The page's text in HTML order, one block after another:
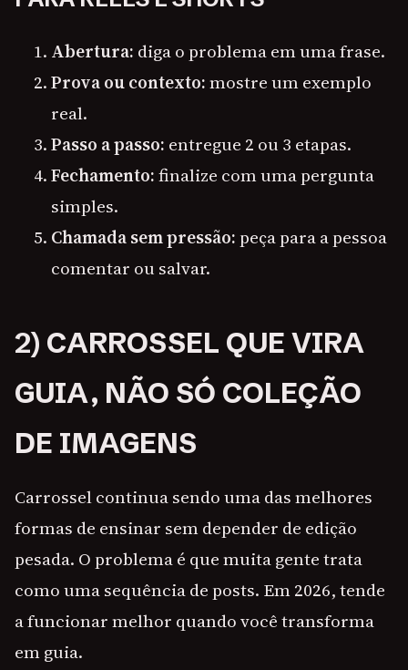
Abertura: diga o problema em uma frase.
Prova ou contexto:mostre um exemplo
real.
Passo a passo: entregue 2 ou 3 etapas.
Fechamento:finalize com uma pergunta
simples.
Chamada sem pressão:peça para a pessoa
comentar ou salvar.
2) CARROSSEL QUE VIRA
GUIA, NÃO SÓ COLEÇÃO
DE IMAGENS
Carrossel continua sendo uma das melhores
formas de ensinar sem depender de edição
pesada. O problema é que muita gente trata
como uma sequência de posts. Em 2026, tende
a funcionar melhor quando você transforma
em guia.